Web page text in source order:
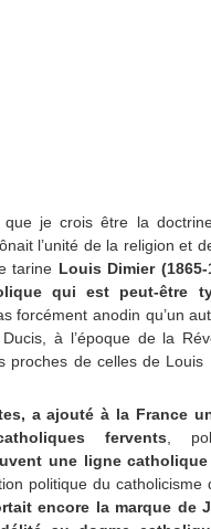
je crois être la
l’unité de la religion et
tarine Louis Dimier (1865-
qui est peut-être
forcément anodin qu’un
Ducis, à l’époque de la
proches de celles de
a ajouté à la France
fervents ,
une ligne
politique du catholicisme
encore la marque de